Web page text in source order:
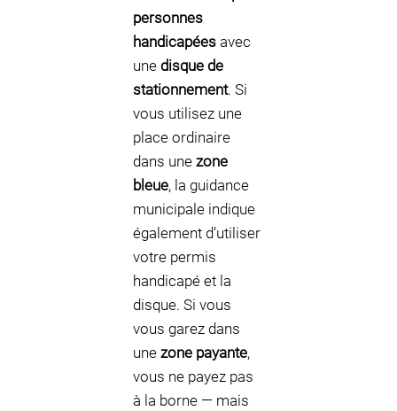
personnes
handicapées avec
une disque de
stationnement. Si
vous utilisez une
place ordinaire
dans une zone
bleue, la guidance
municipale indique
également d’utiliser
votre permis
handicapé et la
disque. Si vous
vous garez dans
une zone payante,
vous ne payez pas
à la borne — mais